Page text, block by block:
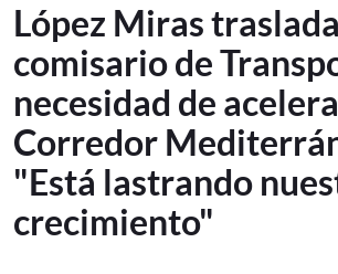
López Miras
comisario de
necesidad de
Corredor
"Está lastrando
crecimiento"